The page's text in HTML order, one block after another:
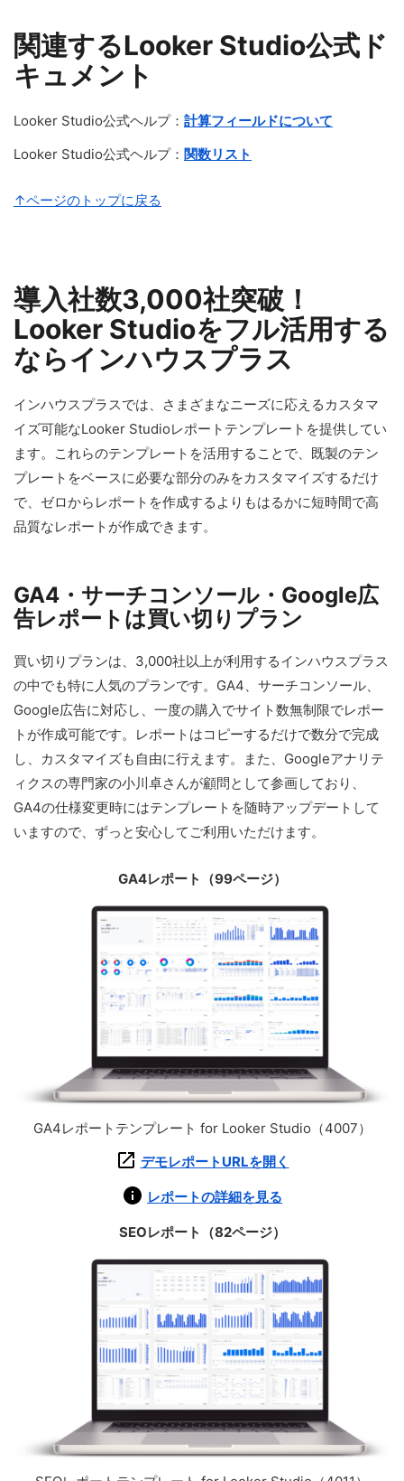
関連するLooker Studio公式ド
キュメント
Looker Studio公式ヘルプ： 計算フィールドについて
Looker Studio公式ヘルプ： 関数リスト
↑ページのトップに戻る
導入社数3,000社突破！
Looker Studioをフル活用する
ならインハウスプラス
インハウスプラスでは、さまざまなニーズに応えるカスタマ
イズ可能なLooker Studioレポートテンプレートを提供してい
ます。これらのテンプレートを活用することで、既製のテン
プレートをベースに必要な部分のみをカスタマイズするだけ
で、ゼロからレポートを作成するよりもはるかに短時間で高
品質なレポートが作成できます。
GA4・サーチコンソール・Google広
告レポートは買い切りプラン
買い切りプランは、3,000社以上が利用するインハウスプラス
の中でも特に人気のプランです。GA4、サーチコンソール、
Google広告に対応し、一度の購入でサイト数無制限でレポー
トが作成可能です。レポートはコピーするだけで数分で完成
し、カスタマイズも自由に行えます。また、Googleアナリテ
ィクスの専門家の小川卓さんが顧問として参画しており、
GA4の仕様変更時にはテンプレートを随時アップデートして
いますので、ずっと安心してご利用いただけます。
GA4レポート（99ページ）
GA4レポートテンプレート for Looker Studio（4007）
デモレポートURLを開く
レポートの詳細を見る
SEOレポート（82ページ）